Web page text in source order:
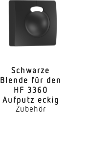
Schwarze
Blende für den
HF 3360
Aufputz eckig
Zubehör